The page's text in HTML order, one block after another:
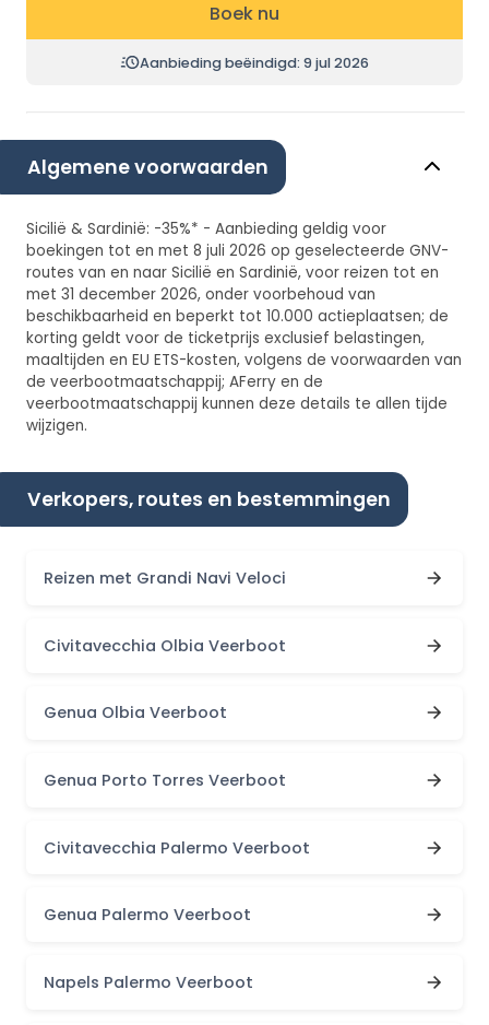
Boek nu
Aanbieding beëindigd: 9 jul 2026
Algemene voorwaarden
Sicilië & Sardinië: -35%* - Aanbieding geldig voor
boekingen tot en met 8 juli 2026 op geselecteerde GNV-
routes van en naar Sicilië en Sardinië, voor reizen tot en
met 31 december 2026, onder voorbehoud van
beschikbaarheid en beperkt tot 10.000 actieplaatsen; de
korting geldt voor de ticketprijs exclusief belastingen,
maaltijden en EU ETS-kosten, volgens de voorwaarden van
de veerbootmaatschappij; AFerry en de
veerbootmaatschappij kunnen deze details te allen tijde
wijzigen.
Verkopers, routes en bestemmingen
Reizen met Grandi Navi Veloci
Civitavecchia Olbia Veerboot
Genua Olbia Veerboot
Genua Porto Torres Veerboot
Civitavecchia Palermo Veerboot
Genua Palermo Veerboot
Napels Palermo Veerboot